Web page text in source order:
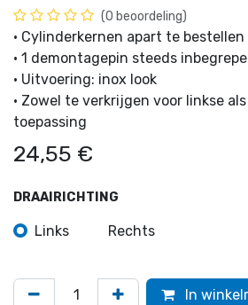
(0 beoordeling)
· Cylinderkernen apart te bestellen
· 1 demontagepin steeds
· Uitvoering: inox look
· Zowel te verkrijgen voor linkse
toepassing
24,55 €
DRAAIRICHTING
Links Rechts
In